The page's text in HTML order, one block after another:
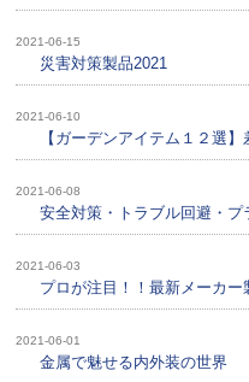
2021-06-15
災害対策製品2021
2021-06-10
【ガーデンアイテム１２選
2021-06-08
安全対策・トラブル回避・プ
2021-06-03
プロが注目！！最新メーカ
2021-06-01
金属で魅せる内外装の世界